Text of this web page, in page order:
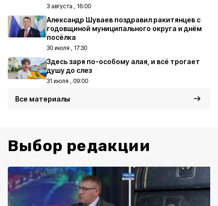
3 августа , 16:00
Александр Шуваев поздравил ракитянцев с
годовщиной муниципального округа и днём
посёлка
30 июля , 17:30
Здесь заря по-особому алая, и всё трогает
душу до слез
31 июля , 09:00
Все материалы
Выбор редакции